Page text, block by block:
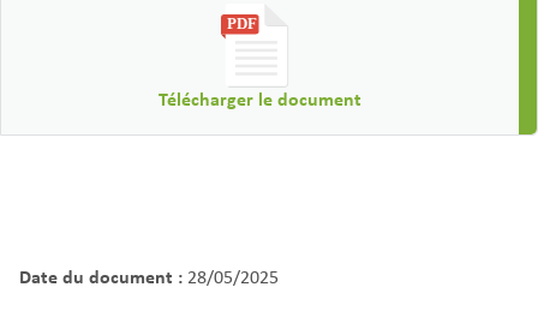
Télécharger le document
Date du document : 28/05/2025